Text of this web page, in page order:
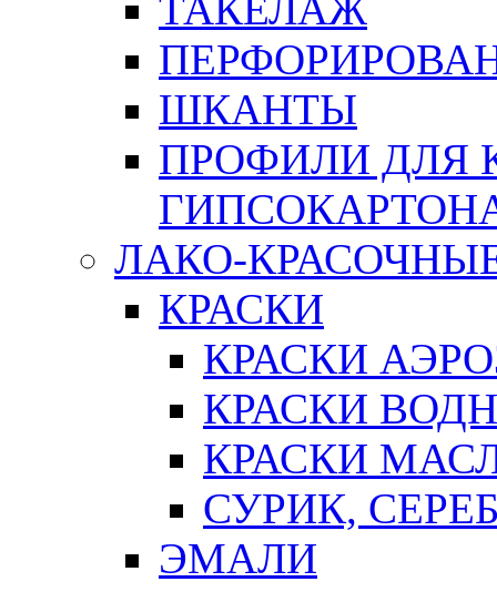
ТАКЕЛАЖ
ШКАНТЫ
ПРОФИЛИ ДЛЯ
ЛАКО-
КРАСКИ
КРАСКИ
КРАСКИ
КРАСКИ
СУРИК,
ЭМАЛИ